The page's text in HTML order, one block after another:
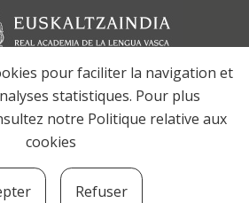
pour faciliter la navigation et
statistiques. Pour plus
notre Politique relative aux
cookies
Refuser